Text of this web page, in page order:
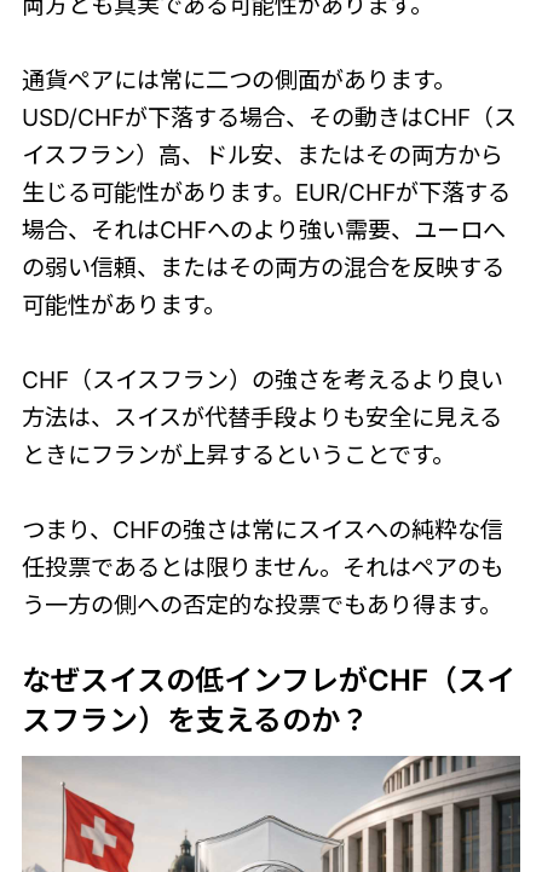
通貨ペアには常に二つの側面があります。
USD/CHFが下落する場合、その動きはCHF（ス
イスフラン）高、ドル安、またはその両方から
生じる可能性があります。EUR/CHFが下落する
場合、それはCHFへのより強い需要、ユーロへ
の弱い信頼、またはその両方の混合を反映する
可能性があります。
CHF（スイスフラン）の強さを考えるより良い
方法は、スイスが代替手段よりも安全に見える
ときにフランが上昇するということです。
つまり、CHFの強さは常にスイスへの純粋な信
任投票であるとは限りません。それはペアのも
う一方の側への否定的な投票でもあり得ます。
なぜスイスの低インフレがCHF（スイ
スフラン）を支えるのか？